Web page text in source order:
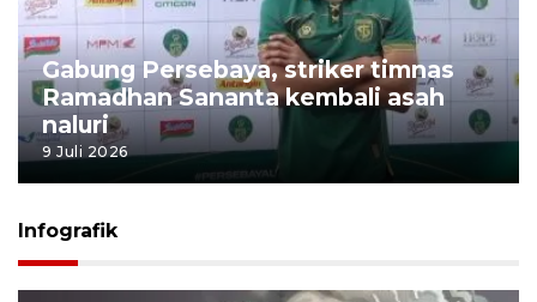
Gabung Persebaya, striker timnas
Ramadhan Sananta kembali asah
naluri
9 Juli 2026
Infografik